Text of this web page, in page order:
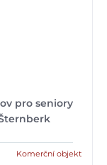
pro seniory
Komerční objekt